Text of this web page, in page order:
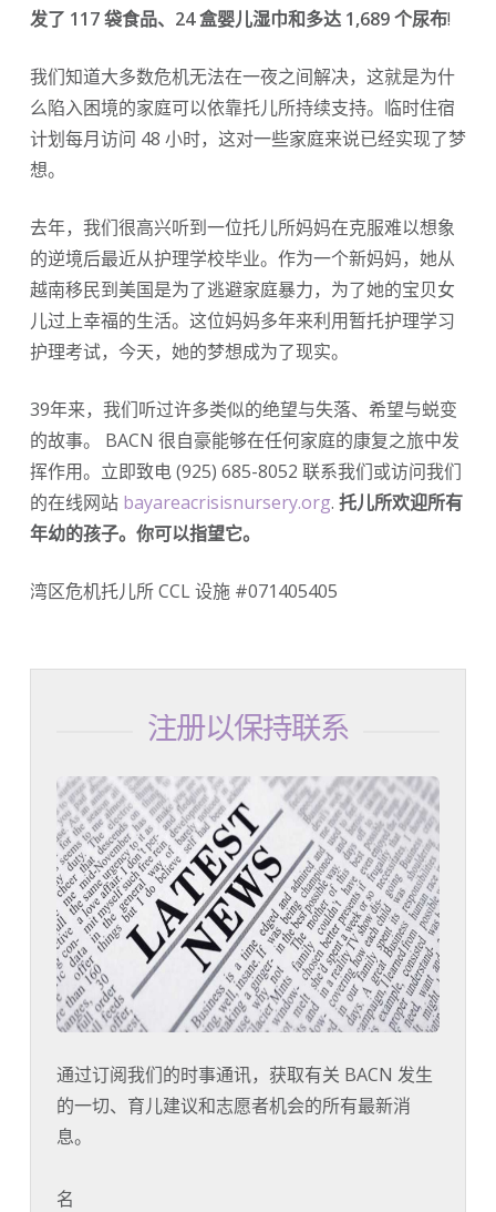
发了 117 袋食品、24 盒婴儿湿巾和多达 1,689 个尿布!
我们知道大多数危机无法在一夜之间解决，这就是为什
么陷入困境的家庭可以依靠托儿所持续支持。临时住宿
计划每月访问 48 小时，这对一些家庭来说已经实现了梦
想。
去年，我们很高兴听到一位托儿所妈妈在克服难以想象
的逆境后最近从护理学校毕业。作为一个新妈妈，她从
越南移民到美国是为了逃避家庭暴力，为了她的宝贝女
儿过上幸福的生活。这位妈妈多年来利用暂托护理学习
护理考试，今天，她的梦想成为了现实。
39年来，我们听过许多类似的绝望与失落、希望与蜕变
的故事。 BACN 很自豪能够在任何家庭的康复之旅中发
挥作用。立即致电 (925) 685-8052 联系我们或访问我们
的在线网站 bayareacrisisnursery.org. 托儿所欢迎所有
年幼的孩子。你可以指望它。
湾区危机托儿所 CCL 设施 #071405405
注册以保持联系
通过订阅我们的时事通讯，获取有关 BACN 发生
的一切、育儿建议和志愿者机会的所有最新消
息。
名